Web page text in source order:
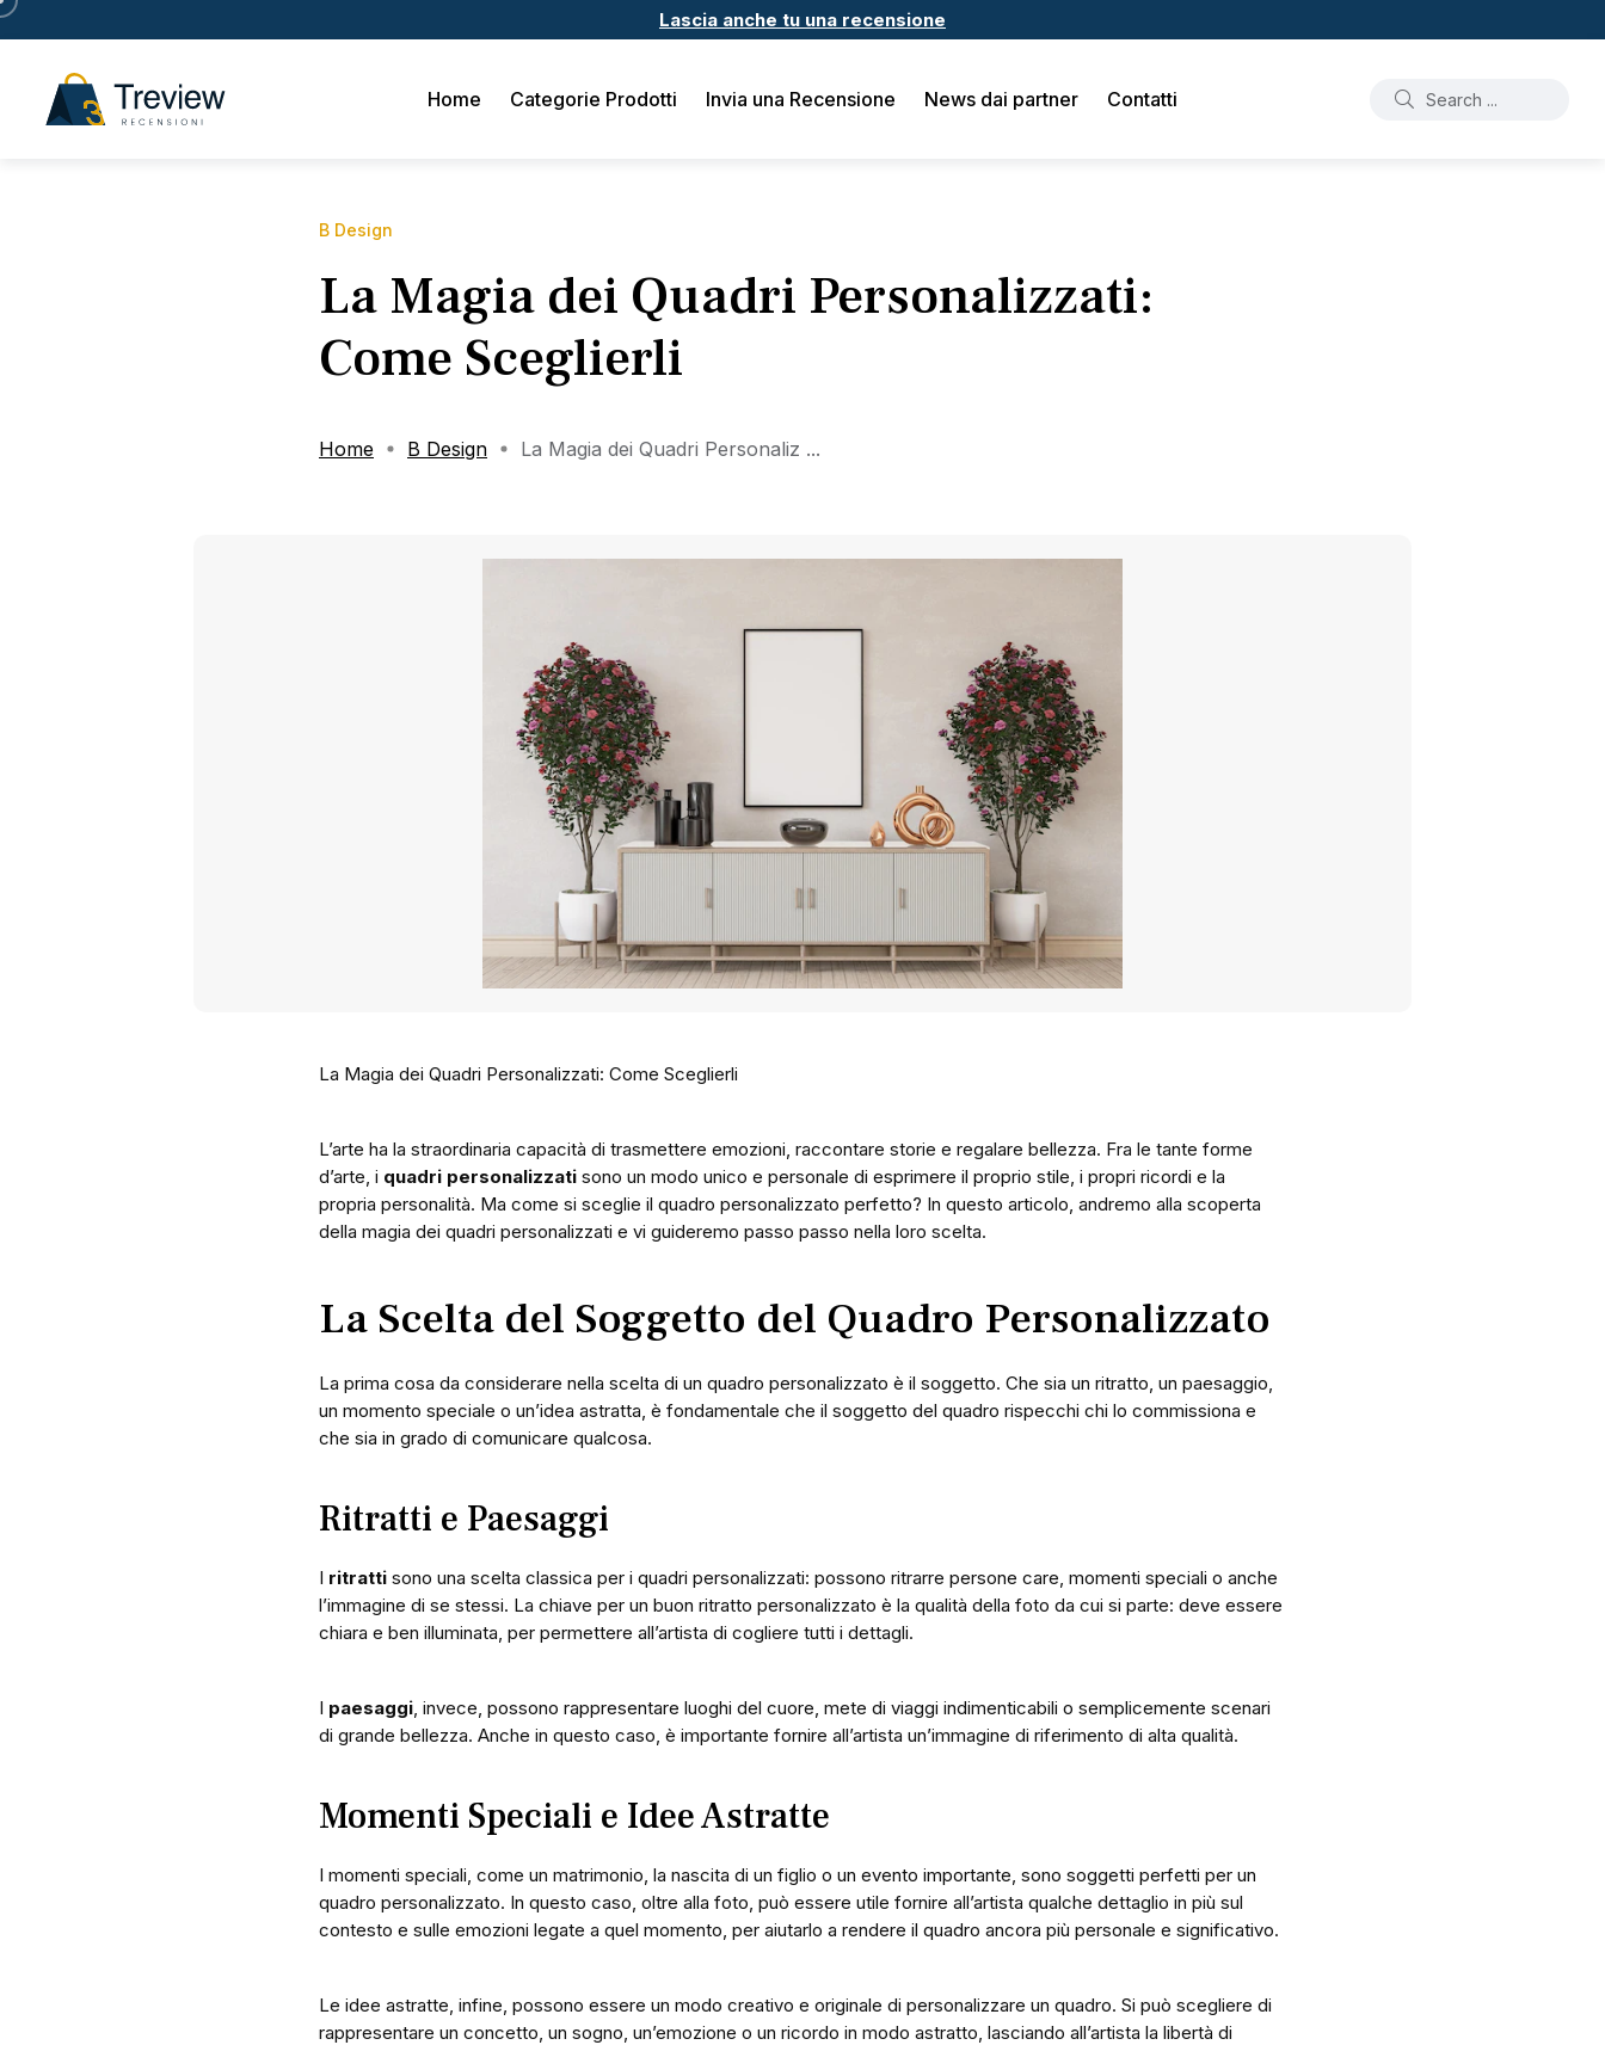
Lascia anche tu una recensione
Home Categorie Prodotti Invia una Recensione News dai partner Contatti
B Design
La Magia dei Quadri Personalizzati:
Come Sceglierli
Home B Design La Magia dei Quadri Personaliz ...
La Magia dei Quadri Personalizzati: Come Sceglierli
L’arte ha la straordinaria capacità di trasmettere emozioni, raccontare storie e regalare bellezza. Fra le tante forme
d’arte, i quadri personalizzati sono un modo unico e personale di esprimere il proprio stile, i propri ricordi e la
propria personalità. Ma come si sceglie il quadro personalizzato perfetto? In questo articolo, andremo alla scoperta
della magia dei quadri personalizzati e vi guideremo passo passo nella loro scelta.
La Scelta del Soggetto del Quadro Personalizzato
La prima cosa da considerare nella scelta di un quadro personalizzato è il soggetto. Che sia un ritratto, un paesaggio,
un momento speciale o un’idea astratta, è fondamentale che il soggetto del quadro rispecchi chi lo commissiona e
che sia in grado di comunicare qualcosa.
Ritratti e Paesaggi
I ritratti sono una scelta classica per i quadri personalizzati: possono ritrarre persone care, momenti speciali o anche
l’immagine di se stessi. La chiave per un buon ritratto personalizzato è la qualità della foto da cui si parte: deve essere
chiara e ben illuminata, per permettere all’artista di cogliere tutti i dettagli.
I paesaggi, invece, possono rappresentare luoghi del cuore, mete di viaggi indimenticabili o semplicemente scenari
di grande bellezza. Anche in questo caso, è importante fornire all’artista un’immagine di riferimento di alta qualità.
Momenti Speciali e Idee Astratte
I momenti speciali, come un matrimonio, la nascita di un figlio o un evento importante, sono soggetti perfetti per un
quadro personalizzato. In questo caso, oltre alla foto, può essere utile fornire all’artista qualche dettaglio in più sul
contesto e sulle emozioni legate a quel momento, per aiutarlo a rendere il quadro ancora più personale e significativo.
Le idee astratte, infine, possono essere un modo creativo e originale di personalizzare un quadro. Si può scegliere di
rappresentare un concetto, un sogno, un’emozione o un ricordo in modo astratto, lasciando all’artista la libertà di